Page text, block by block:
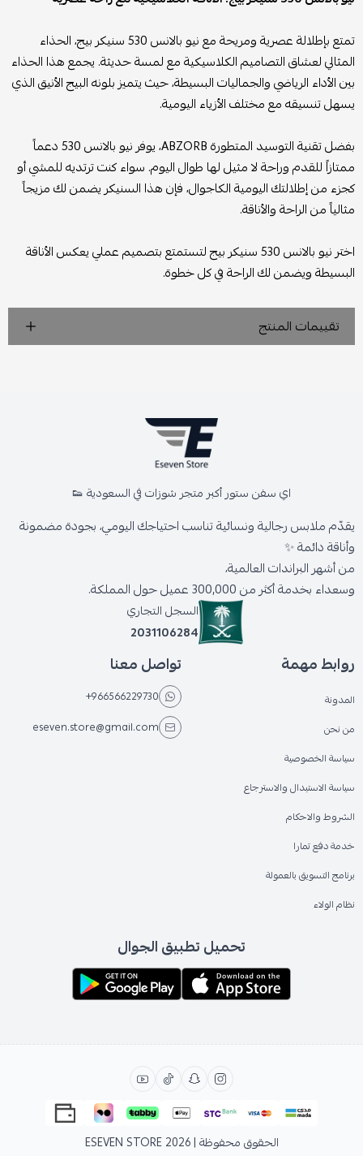
تمتع بإطلالة عصرية ومريحة مع نيو بالانس 530 سنيكر بيج، الحذاء
المثالي لعشاق التصاميم الكلاسيكية مع لمسة حديثة. يجمع هذا الحذاء
بين الأداء الرياضي والجماليات البسيطة، حيث يتميز بلونه البيج الأنيق الذي
يسهل تنسيقه مع مختلف الأزياء اليومية.
بفضل تقنية التوسيد المتطورة ABZORB، يوفر نيو بالانس 530 دعماً
ممتازاً للقدم وراحة لا مثيل لها طوال اليوم. سواء كنت ترتديه للمشي أو
كجزء من إطلالتك اليومية الكاجوال، فإن هذا السنيكر يضمن لك مزيجاً
مثالياً من الراحة والأناقة.
اختر نيو بالانس 530 سنيكر بيج لتستمتع بتصميم عملي يعكس الأناقة
البسيطة ويضمن لك الراحة في كل خطوة.
تقييمات المنتج
اي سفن ستور أكبر متجر شوزات في السعودية 👟
يقدّم ملابس رجالية ونسائية تناسب احتياجك اليومي، بجودة مضمونة
وأناقة دائمة ✨
من أشهر البراندات العالمية،
وسعداء بخدمة أكثر من 300,000 عميل حول المملكة.
السجل التجاري
2031106284
روابط مهمة
المدونة
من نحن
سياسة الخصوصية
سياسة الاستبدال والاسترجاع
الشروط والاحكام
خدمة دفع تمارا
برنامج التسويق بالعمولة
نظام الولاء
تواصل معنا
+966566229730
eseven.store@gmail.com
تحميل تطبيق الجوال
الحقوق محفوظة | 2026 ESEVEN STORE